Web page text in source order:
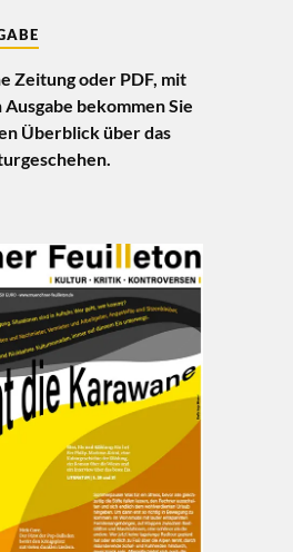
Zeitung oder PDF, mit
bekommen Sie
Überblick über das